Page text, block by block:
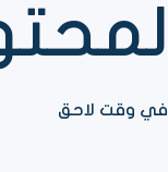
في وقت لاحق